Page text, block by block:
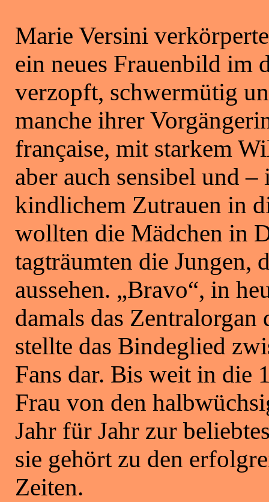
Marie Versini
ein neues Frauenbild im
verzopft, schwermütig
manche ihrer
française, mit starkem
aber auch sensibel und
kindlichem Zutrauen in
wollten die Mädchen in
tagträumten die Jungen,
aussehen. „Bravo“, in
damals das
stellte das Bindeglied
Fans dar. Bis weit in die
Frau von den
Jahr für Jahr zur
sie gehört zu den
Zeiten.